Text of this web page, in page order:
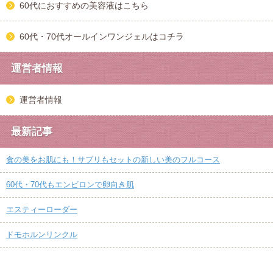
60代におすすめの美容液はこちら
60代・70代オールインワンジェルはコチラ
運営者情報
運営者情報
最新記事
食の美をお肌にも！サプリもセットの新しい美のフルコース
60代・70代もエンビロンで卵向き肌
エスティーローダー
ドモホルンリンクル